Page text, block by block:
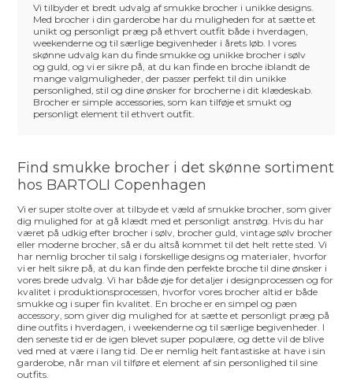
Vi tilbyder et bredt udvalg af smukke brocher i unikke designs.
Med brocher i din garderobe har du muligheden for at sætte et
unikt og personligt præg på ethvert outfit både i hverdagen,
weekenderne og til særlige begivenheder i årets løb. I vores
skønne udvalg kan du finde smukke og unikke brocher i sølv
og guld, og vi er sikre på, at du kan finde en broche iblandt de
mange valgmuligheder, der passer perfekt til din unikke
personlighed, stil og dine ønsker for brocherne i dit klædeskab.
Brocher er simple accessories, som kan tilføje et smukt og
personligt element til ethvert outfit.
Find smukke brocher i det skønne sortiment
hos BARTOLI Copenhagen
Vi er super stolte over at tilbyde et væld af smukke brocher, som giver
dig mulighed for at gå klædt med et personligt anstrøg. Hvis du har
været på udkig efter brocher i sølv, brocher guld, vintage sølv brocher
eller moderne brocher, så er du altså kommet til det helt rette sted. Vi
har nemlig brocher til salg i forskellige designs og materialer, hvorfor
vi er helt sikre på, at du kan finde den perfekte broche til dine ønsker i
vores brede udvalg. Vi har både øje for detaljer i designprocessen og for
kvalitet i produktionsprocessen, hvorfor vores brocher altid er både
smukke og i super fin kvalitet. En broche er en simpel og pæn
accessory, som giver dig mulighed for at sætte et personligt præg på
dine outfits i hverdagen, i weekenderne og til særlige begivenheder. I
den seneste tid er de igen blevet super populære, og dette vil de blive
ved med at være i lang tid. De er nemlig helt fantastiske at have i sin
garderobe, når man vil tilføre et element af sin personlighed til sine
outfits.